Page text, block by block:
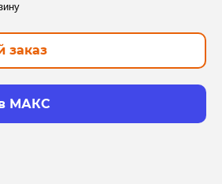
заказ
МАКС